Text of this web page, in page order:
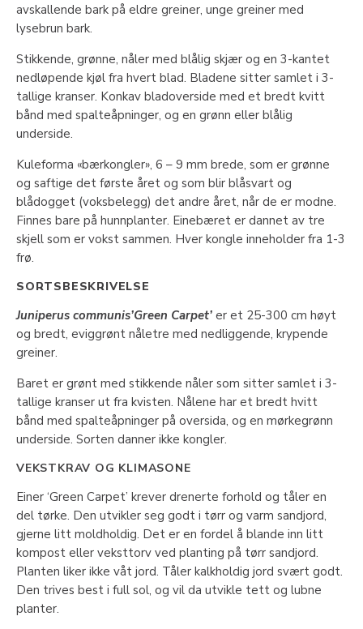
avskallende bark på eldre greiner, unge greiner med
lysebrun bark.
Stikkende, grønne, nåler med blålig skjær og en 3-kantet
nedløpende kjøl fra hvert blad. Bladene sitter samlet i 3-
tallige kranser. Konkav bladoverside med et bredt kvitt
bånd med spalteåpninger, og en grønn eller blålig
underside.
Kuleforma «bærkongler», 6 – 9 mm brede, som er grønne
og saftige det første året og som blir blåsvart og
blådogget (voksbelegg) det andre året, når de er modne.
Finnes bare på hunnplanter. Einebæret er dannet av tre
skjell som er vokst sammen. Hver kongle inneholder fra 1-3
frø.
SORTSBESKRIVELSE
Juniperus communis’Green Carpet’ er et 25-300 cm høyt
og bredt, eviggrønt nåletre med nedliggende, krypende
greiner.
Baret er grønt med stikkende nåler som sitter samlet i 3-
tallige kranser ut fra kvisten. Nålene har et bredt hvitt
bånd med spalteåpninger på oversida, og en mørkegrønn
underside. Sorten danner ikke kongler.
VEKSTKRAV OG KLIMASONE
Einer ‘Green Carpet’ krever drenerte forhold og tåler en
del tørke. Den utvikler seg godt i tørr og varm sandjord,
gjerne litt moldholdig. Det er en fordel å blande inn litt
kompost eller veksttorv ved planting på tørr sandjord.
Planten liker ikke våt jord. Tåler kalkholdig jord svært godt.
Den trives best i full sol, og vil da utvikle tett og lubne
planter.